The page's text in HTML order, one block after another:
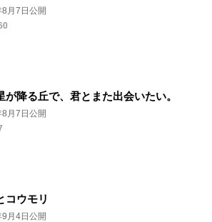
月7日公開
が降る丘で、君とまた出会いたい。
月7日公開
コウモリ
月4日公開